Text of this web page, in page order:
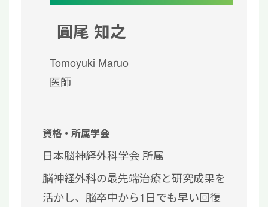
圓尾 知之
Tomoyuki Maruo
医師
資格・所属学会
日本脳神経外科学会 所属
脳神経外科の最先端治療と研究成果を
活かし、脳卒中から1日でも早い回復